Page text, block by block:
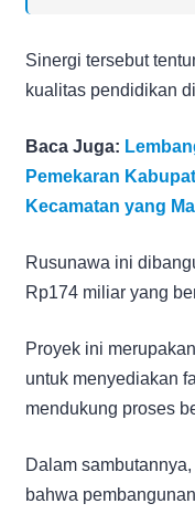
Sinergi tersebut
kualitas pendidikan
Baca Juga:
Pemekaran
Kecamatan yang
Rusunawa ini
Rp174 miliar yang
Proyek ini
untuk menyediakan
mendukung proses
Dalam
bahwa